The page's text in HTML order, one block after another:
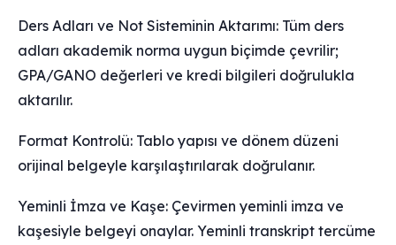
Ders Adları ve Not Sisteminin Aktarımı: Tüm ders
adları akademik norma uygun biçimde çevrilir;
GPA/GANO değerleri ve kredi bilgileri doğrulukla
aktarılır.
Format Kontrolü: Tablo yapısı ve dönem düzeni
orijinal belgeyle karşılaştırılarak doğrulanır.
Yeminli İmza ve Kaşe: Çevirmen yeminli imza ve
kaşesiyle belgeyi onaylar. Yeminli transkript tercüme